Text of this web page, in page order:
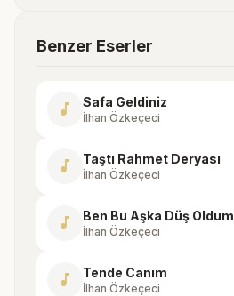
Benzer Eserler
music_note Safa Geldiniz
İlhan Özkeçeci
music_note Taştı Rahmet Deryası
İlhan Özkeçeci
music_note Ben Bu Aşka Düş Oldum
İlhan Özkeçeci
music_note Tende Canım
İlhan Özkeçeci